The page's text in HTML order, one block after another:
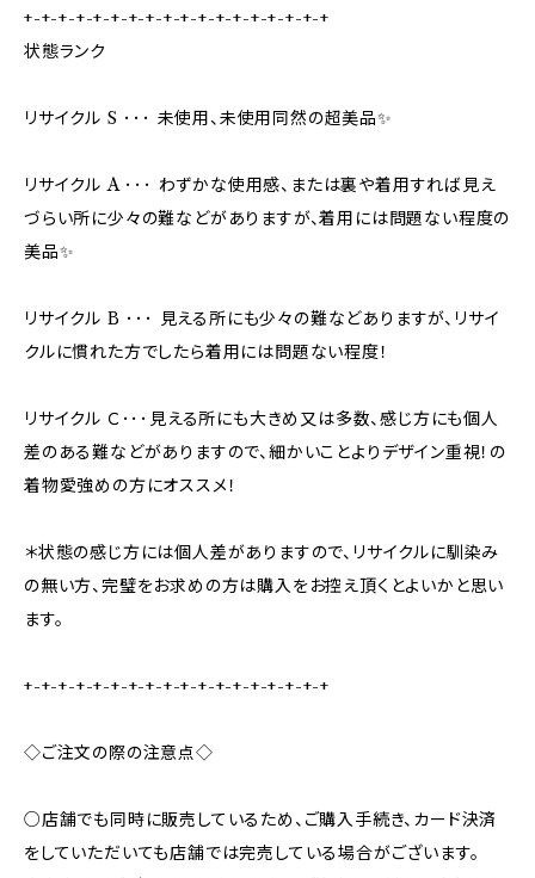
+-+-+-+-+-+-+-+-+-+-+-+-+-+-+-+-+-+
状態ランク
リサイクル S ･･･ 未使用、未使用同然の超美品✨
リサイクル A ･･･ わずかな使用感、または裏や着用すれば見え
づらい所に少々の難などがありますが、着用には問題ない程度の
美品✨
リサイクル B ･･･ 見える所にも少々の難などありますが、リサイ
クルに慣れた方でしたら着用には問題ない程度！
リサイクル Ｃ･･･見える所にも大きめ又は多数、感じ方にも個人
差のある難などがありますので、細かいことよりデザイン重視！の
着物愛強めの方にオススメ！
＊状態の感じ方には個人差がありますので、リサイクルに馴染み
の無い方、完璧をお求めの方は購入をお控え頂くとよいかと思い
ます。
+-+-+-+-+-+-+-+-+-+-+-+-+-+-+-+-+-+
◇ご注文の際の注意点◇
○店舗でも同時に販売しているため、ご購入手続き、カード決済
をしていただいても店舗では完売している場合がございます。